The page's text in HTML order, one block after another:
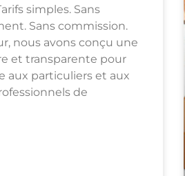
simples. Sans
Sans commission.
nous avons conçu une
et transparente pour
aux particuliers et aux
de